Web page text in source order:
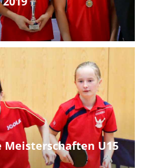
Meisterschaften U15